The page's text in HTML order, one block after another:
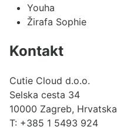
Youha
Žirafa Sophie
Kontakt
Cutie Cloud d.o.o.
Selska cesta 34
10000 Zagreb, Hrvatska
T: +385 1 5493 924